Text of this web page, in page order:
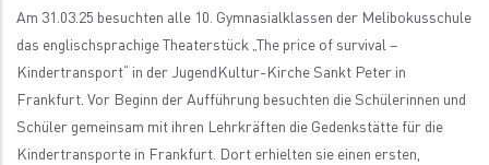
Am 31.03.25 besuchten alle 10. Gymnasialklassen der Melibokusschule
das englischsprachige Theaterstück „The price of survival –
Kindertransport“ in der JugendKultur-Kirche Sankt Peter in
Frankfurt. Vor Beginn der Aufführung besuchten die Schülerinnen und
Schüler gemeinsam mit ihren Lehrkräften die Gedenkstätte für die
Kindertransporte in Frankfurt. Dort erhielten sie einen ersten,